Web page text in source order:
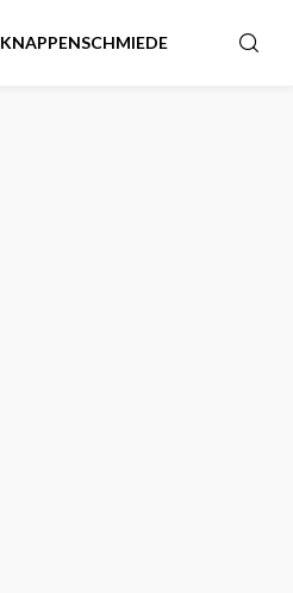
KNAPPENSCHMIEDE